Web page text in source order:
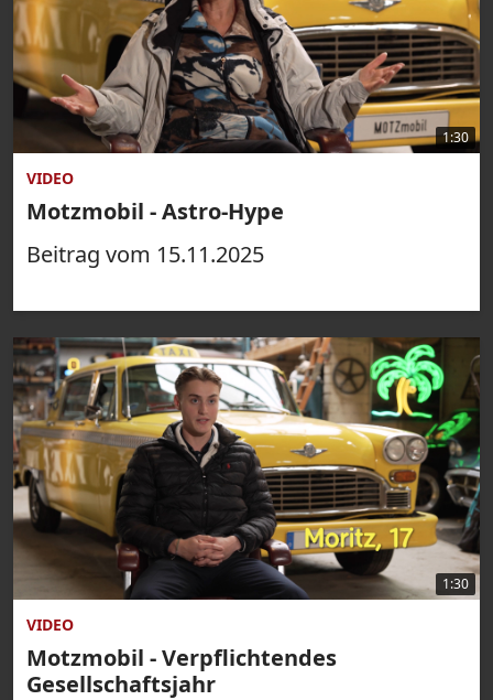
1:30
VIDEO
Motzmobil - Astro-Hype
Beitrag vom 15.11.2025
1:30
VIDEO
Motzmobil - Verpflichtendes
Gesellschaftsjahr